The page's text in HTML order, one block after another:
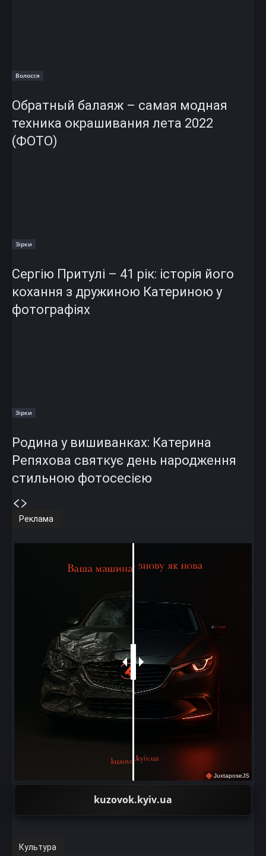
Волосся
Обратный балаяж – самая модная
техника окрашивания лета 2022
(ФОТО)
Зірки
Сергію Притулі – 41 рік: історія його
кохання з дружиною Катериною у
фотографіях
Зірки
Родина у вишиванках: Катерина
Репяхова святкує день народження
стильною фотосесією
Реклама
JuxtaposeJS
kuzovok.kyiv.ua
Культура